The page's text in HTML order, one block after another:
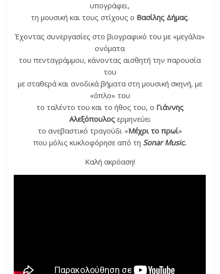
υπογράφει,
τη μουσική και τους στίχους ο Βασίλης Δήμας.
Έχοντας συνεργασίες στο βιογραφικό του με «μεγάλα»
ονόματα
του πενταγράμμου, κάνοντας αισθητή την παρουσία
του
με σταθερά και ανοδικά βήματα στη μουσική σκηνή, με
«όπλο» του
το ταλέντο του και το ήθος του, ο Γιάννης
Αλεξόπουλοςερμηνεύει
το ανεβαστικό τραγούδι «Μέχρι το πρωί»
που μόλις κυκλοφόρησε από τη Sonar Music.
Καλή ακρόαση!